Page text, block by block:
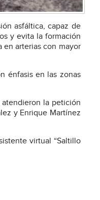
asfáltica, capaz de
y evita la formación
arterias con mayor
énfasis en las zonas
la petición
y Enrique Martínez
virtual “Saltillo